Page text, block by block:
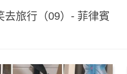
去旅行（09）- 菲律賓